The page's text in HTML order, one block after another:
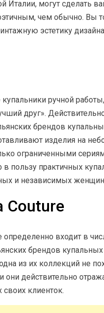
Италии, могут сделать
чем обычно. Вы
эстетику
ручной
друг».
брендов
изделия на
ограниченными
пользу практичных
и независимых
Couture
определенно входит в
брендов купальных
из их коллекций не
действительно
клиенток.